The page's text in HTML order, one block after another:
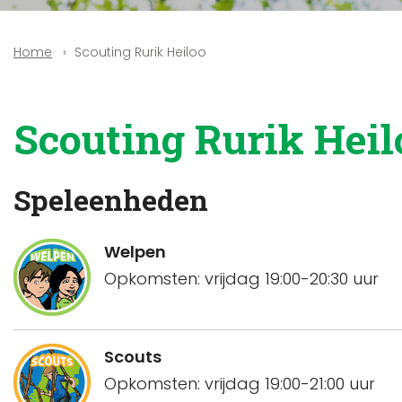
Home Scouting Rurik Heiloo
Scouting Rurik
Speleenheden
Welpen
Opkomsten: vrijdag 19:00-20:30 uur
Scouts
Opkomsten: vrijdag 19:00-21:00 uur